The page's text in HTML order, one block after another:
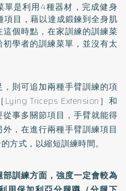
單是利用4種器材，完成健身
項目，藉以達成鍛鍊到全身肌
這個時點，在家訓練的訓練菜
學者的訓練菜單，並沒有太
則可追加兩種手臂訓練的項
Lying Triceps Extension］和
事多關節項目，手臂就能得
，在進行兩種手臂訓練項目
方式，以縮短訓練時間。
訓練方面，強度一定會較為